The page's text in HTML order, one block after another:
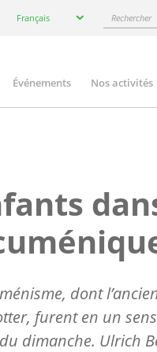
your
Français Rechercher
Événements Nos activités
dont
furent en un
dimanche. Ulrich